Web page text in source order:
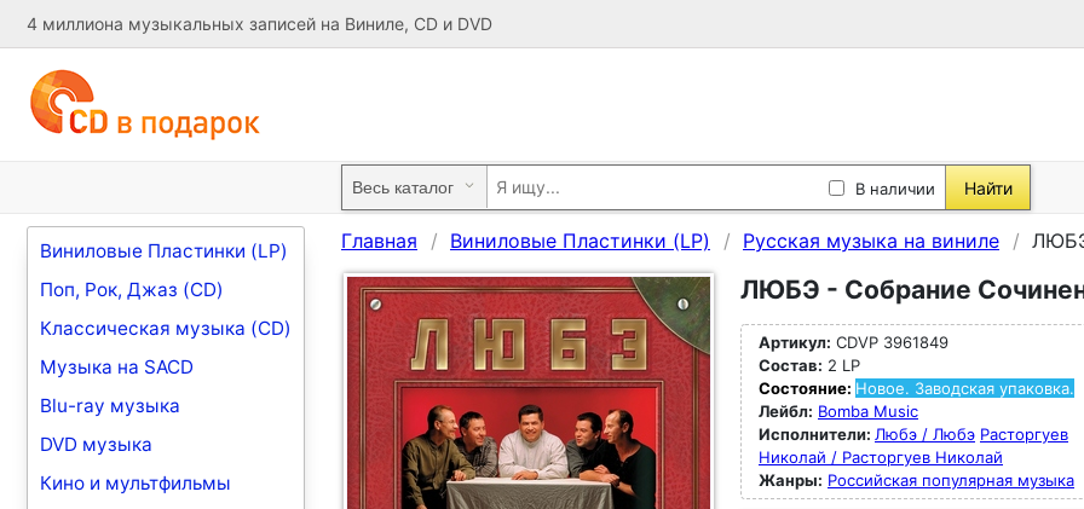
4 миллиона музыкальных записей на Виниле, CD и DVD
В наличии Найти
Виниловые Пластинки (LP)
Поп, Рок, Джаз (CD)
Классическая музыка (CD)
Музыка на SACD
Blu-ray музыка
DVD музыка
Кино и мультфильмы
Главная Виниловые Пластинки (LP) Русская музыка на виниле
ЛЮБЭ - Собрание
Артикул: CDVP 3961849
Состав: 2 LP
Состояние: Новое. Заводская упаковка.
Лейбл: Bomba Music
Исполнители: Любэ / Любэ Расторгуев
Николай / Расторгуев Николай
Жанры: Российская популярная музыка